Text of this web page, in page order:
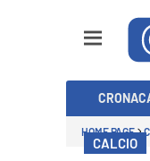
HOME PAGE
CALCIO